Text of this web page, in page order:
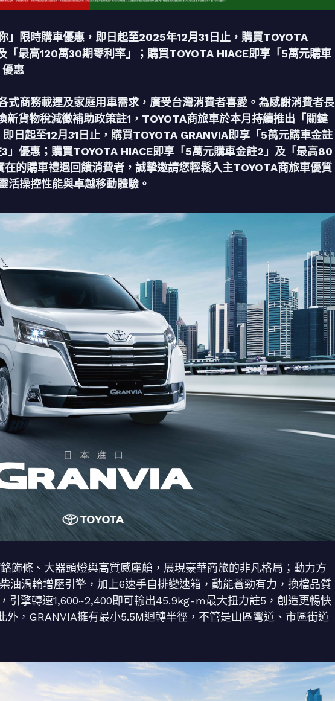
」限時購車優惠，即日起至2025年12月31日止，購買TOYOTA
「最高120萬30期零利率」；購買TOYOTA HIACE即享「5萬元購車
惠
式商務載運及家庭用車需求，廣受台灣消費者喜愛。為感謝消費者長
新貨物稅減徵補助政策註1，TOYOTA商旅車於本月持續推出「關鍵
日起至12月31日止，購買TOYOTA GRANVIA即享「5萬元購車金註
」優惠；購買TOYOTA HIACE即享「5萬元購車金註2」及「最高80
的購車禮遇回饋消費者，誠摯邀請您輕鬆入主TOYOTA商旅車優質
活操控性能與卓越移動體驗。
飾條、大器頭燈與高質感座艙，展現豪華商旅的非凡格局；動力方
油渦輪增壓引擎，加上6速手自排變速箱，動能蒼勁有力，換檔品質
引擎轉速1,600~2,400即可輸出45.9kg-m最大扭力註5，創造更暢快
外，GRANVIA擁有最小5.5M迴轉半徑，不管是山區彎道、市區街道